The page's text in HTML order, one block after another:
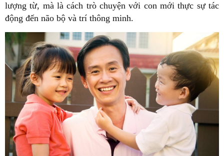
lượng từ, mà là cách trò chuyện với con mới thực sự tác
động đến não bộ và trí thông minh.